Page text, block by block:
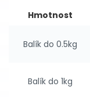
Hmotnost
Balík do 0.5kg
Balík do 1kg